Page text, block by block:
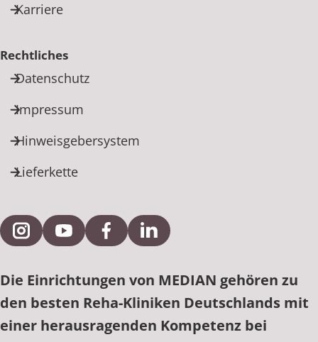
Karriere
Rechtliches
Datenschutz
Impressum
Hinweisgebersystem
Lieferkette
Externe Verlinkung zu Instagram
Externe Verlinkung zu YouTube
Externe Verlinkung zu Facebook
Externe Verlinkung zu
Die Einrichtungen von MEDIAN gehören zu
den besten Reha-Kliniken Deutschlands mit
einer herausragenden Kompetenz bei